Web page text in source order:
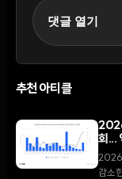
댓글 열기
추천 아티클
회...
2026
감소